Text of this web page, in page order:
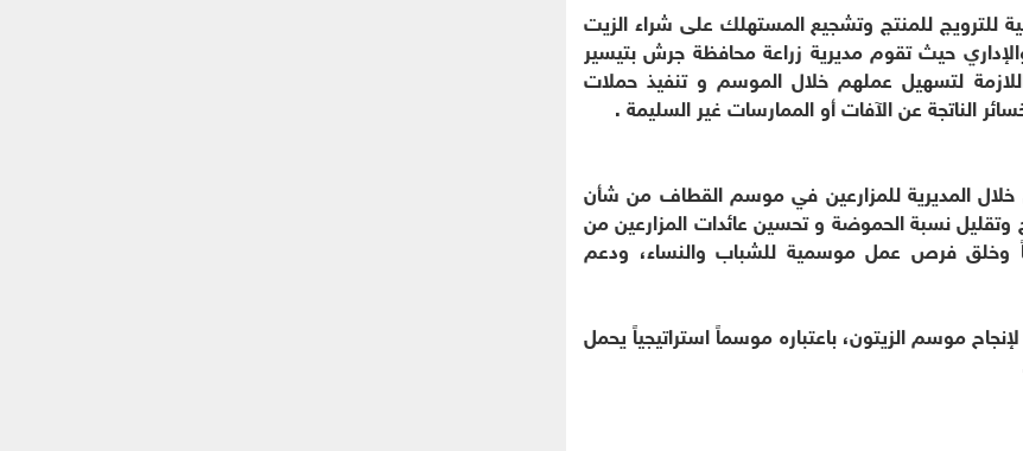
للترويج للمنتج وتشجيع المستهلك على شراء الزيت
حيث تقوم مديرية زراعة محافظة جرش بتيسير
اللازمة لتسهيل عملهم خلال الموسم و تنفيذ حملات
الناتجة عن الآفات أو الممارسات غير السليمة .
خلال المديرية للمزارعين في موسم القطاف من شأن
نسبة الحموضة و تحسين عائدات المزارعين من
وخلق فرص عمل موسمية للشباب والنساء، ودعم
موسم الزيتون، باعتباره موسماً استراتيجياً يحمل